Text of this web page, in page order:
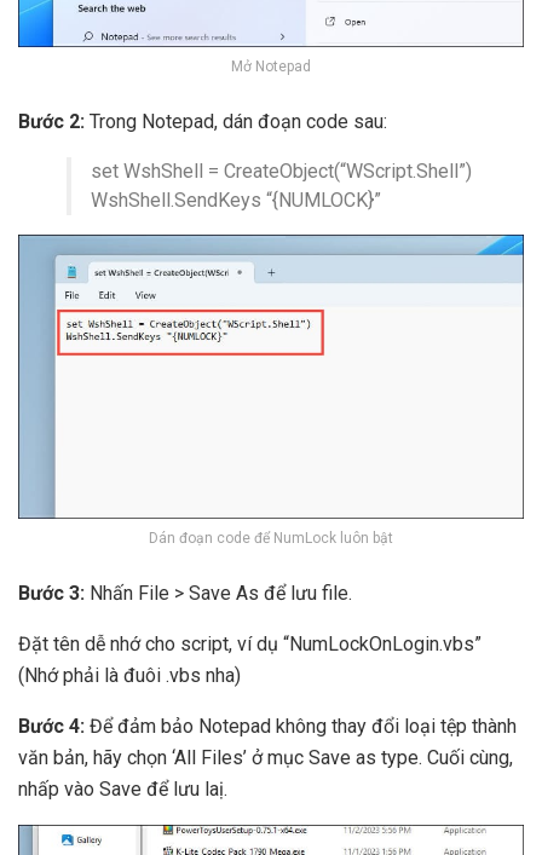
Mở Notepad
Bước 2: Trong Notepad, dán đoạn code sau:
set WshShell = CreateObject(“WScript.Shell”)
WshShell.SendKeys “{NUMLOCK}”
Dán đoạn code để NumLock luôn bật
Bước 3: Nhấn File > Save As để lưu file.
Đặt tên dễ nhớ cho script, ví dụ “NumLockOnLogin.vbs”
(Nhớ phải là đuôi .vbs nha)
Bước 4: Để đảm bảo Notepad không thay đổi loại tệp thành
văn bản, hãy chọn ‘All Files’ ở mục Save as type. Cuối cùng,
nhấp vào Save để lưu laị.